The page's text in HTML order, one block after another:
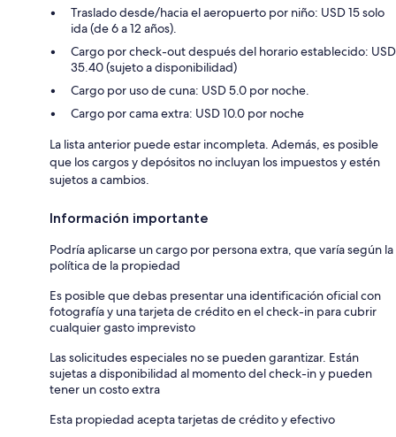
Traslado desde/hacia el aeropuerto por niño: USD 15 solo
ida (de 6 a 12 años).
Cargo por check-out después del horario establecido: USD
35.40 (sujeto a disponibilidad)
Cargo por uso de cuna: USD 5.0 por noche.
Cargo por cama extra: USD 10.0 por noche
La lista anterior puede estar incompleta. Además, es posible
que los cargos y depósitos no incluyan los impuestos y estén
sujetos a cambios.
Información importante
Podría aplicarse un cargo por persona extra, que varía según la
política de la propiedad
Es posible que debas presentar una identificación oficial con
fotografía y una tarjeta de crédito en el check-in para cubrir
cualquier gasto imprevisto
Las solicitudes especiales no se pueden garantizar. Están
sujetas a disponibilidad al momento del check-in y pueden
tener un costo extra
Esta propiedad acepta tarjetas de crédito y efectivo